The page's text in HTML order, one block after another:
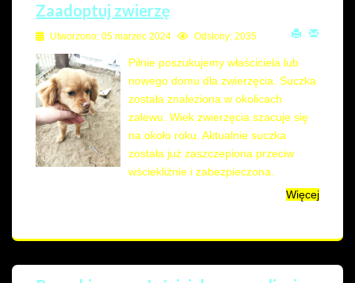
Zaadoptuj zwierzę
Utworzono: 05 marzec 2024 Odsłony: 2035
Pilnie poszukujemy właściciela lub
nowego domu dla zwierzęcia. Suczka
została znaleziona w okolicach
zalewu. Wiek zwierzęcia szacuje się
na około roku. Aktualnie suczka
została już zaszczepiona przeciw
wściekliźnie i zabezpieczona.
Więcej